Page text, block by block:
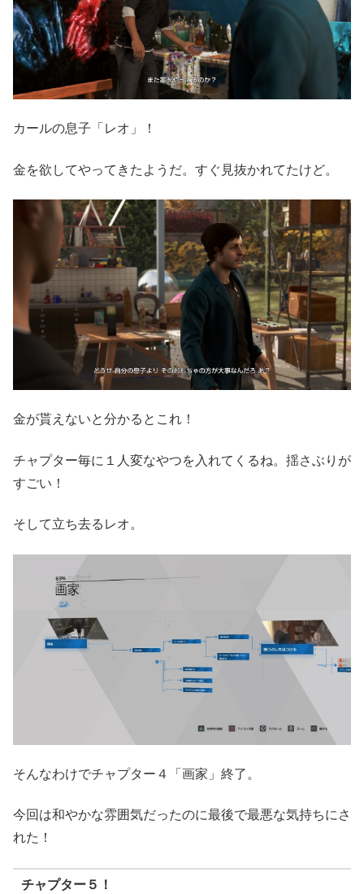
カールの息子「レオ」！
金を欲してやってきたようだ。すぐ見抜かれてたけど。
金が貰えないと分かるとこれ！
チャプター毎に１人変なやつを入れてくるね。揺さぶりが
すごい！
そして立ち去るレオ。
そんなわけでチャプター４「画家」終了。
今回は和やかな雰囲気だったのに最後で最悪な気持ちにさ
れた！
チャプター５！